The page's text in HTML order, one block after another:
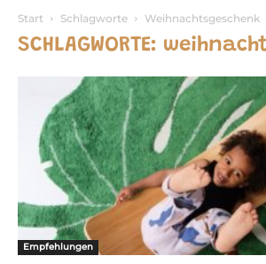
Start Schlagworte Weihnachtsgeschenk
SCHLAGWORTE:
Empfehlungen